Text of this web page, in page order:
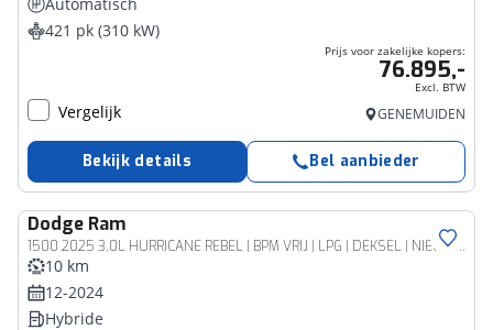
421 pk (310 kW)
Prijs voor zakelijke kopers:
76.895,-
Excl. BTW
Vergelijk GENEMUIDEN
Bekijk details Bel aanbieder
Dodge Ram
1500 2025 3.0L HURRICANE REBEL | BPM VRIJ | LPG | DEKSEL | NIEUW | Panoramadak |
Bedrijfswagen
10 km
12-2024
Hybride